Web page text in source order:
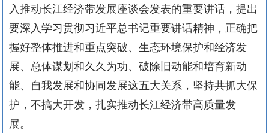
入推动长江经济带发展座谈会发表的重要讲话，提出
要深入学习贯彻习近平总书记重要讲话精神，正确把
握好整体推进和重点突破、生态环境保护和经济发
展、总体谋划和久久为功、破除旧动能和培育新动
能、自我发展和协同发展这五大关系，坚持共抓大保
护，不搞大开发，扎实推动长江经济带高质量发
展。